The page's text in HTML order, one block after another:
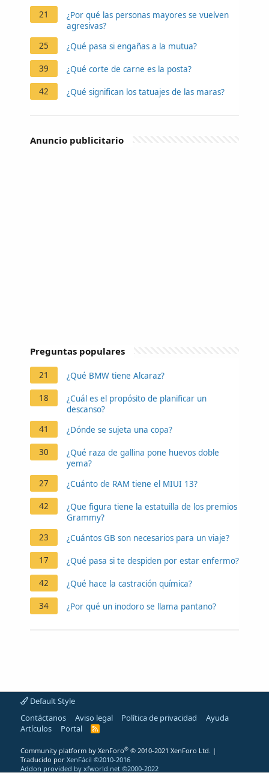
21
¿Por qué las personas mayores se vuelven
agresivas?
25
¿Qué pasa si engañas a la mutua?
39 ¿Qué corte de carne es la posta?
42 ¿Qué significan los tatuajes de las maras?
Anuncio publicitario
Preguntas populares
21 ¿Qué BMW tiene Alcaraz?
18
¿Cuál es el propósito de planificar un
descanso?
41
¿Dónde se sujeta una copa?
30
¿Qué raza de gallina pone huevos doble
yema?
27
¿Cuánto de RAM tiene el MIUI 13?
42
¿Que figura tiene la estatuilla de los premios
Grammy?
23
¿Cuántos GB son necesarios para un viaje?
17 ¿Qué pasa si te despiden por estar enfermo?
42 ¿Qué hace la castración química?
34 ¿Por qué un inodoro se llama pantano?
Default Style
Contáctanos
Aviso legal Política de privacidad
Ayuda
Artículos
Portal
R
Community platform by XenForo® © 2010-2021 XenForo Ltd. |
Traducido por XenFácil ©2010-2016
Addon provided by xfworld.net ©2000-2022